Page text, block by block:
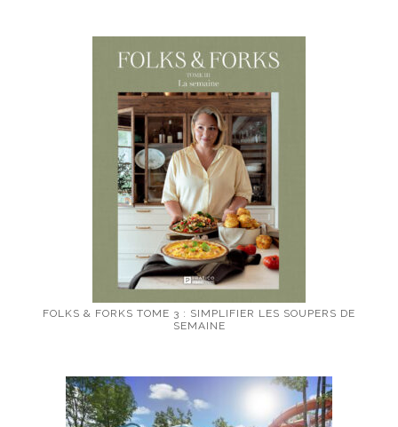
FOLKS & FORKS TOME 3 : SIMPLIFIER LES SOUPERS DE
SEMAINE